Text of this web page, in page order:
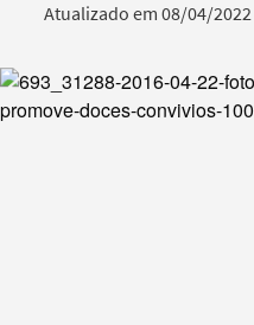
Categorias gerais
Atualizado em 08/04/2022